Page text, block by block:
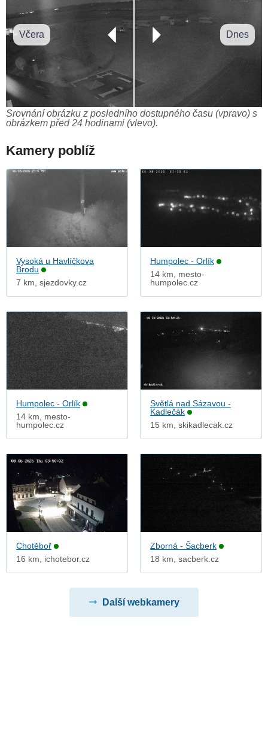
Včera Dnes
Srovnání obrázku z posledního dostupného času (vpravo) s
obrázkem před 24 hodinami (vlevo).
Kamery poblíž
Vysoká u Havlíčkova
Brodu
7 km, sjezdovky.cz
Humpolec - Orlík
14 km, mesto-
humpolec.cz
Humpolec - Orlík
14 km, mesto-
humpolec.cz
Světlá nad Sázavou -
Kadlečák
15 km, skikadlecak.cz
Chotěboř
16 km, ichotebor.cz
Zborná - Šacberk
18 km, sacberk.cz
Další webkamery